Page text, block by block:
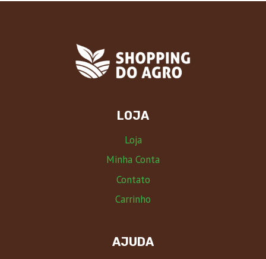
LOJA
Loja
Minha Conta
Contato
Carrinho
AJUDA